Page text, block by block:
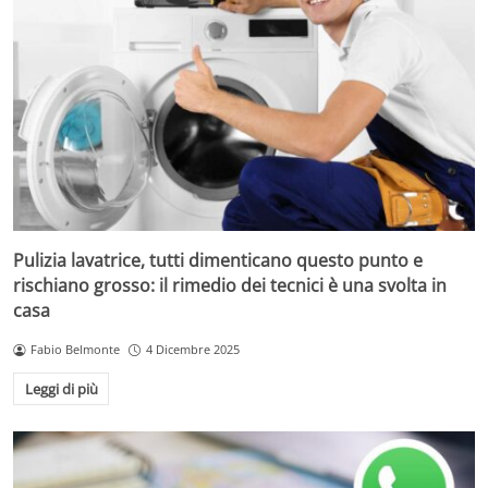
Pulizia lavatrice, tutti dimenticano questo punto e
rischiano grosso: il rimedio dei tecnici è una svolta in
casa
Fabio Belmonte 4 Dicembre 2025
Leggi di più